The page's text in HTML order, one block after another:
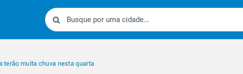
terão muita chuva nesta quarta